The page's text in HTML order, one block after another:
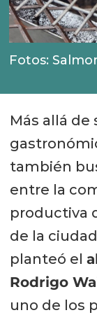
Fotos:
Más allá
también
entre la
productiva
de la
planteó el
Rodrigo
uno de los